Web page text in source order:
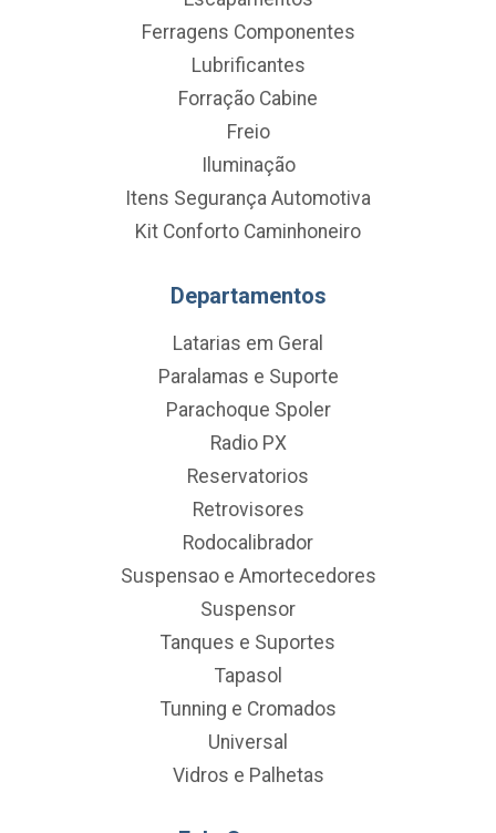
Ferragens Componentes
Lubrificantes
Forração Cabine
Freio
Iluminação
Itens Segurança Automotiva
Kit Conforto Caminhoneiro
Departamentos
Latarias em Geral
Paralamas e Suporte
Parachoque Spoler
Radio PX
Reservatorios
Retrovisores
Rodocalibrador
Suspensao e Amortecedores
Suspensor
Tanques e Suportes
Tapasol
Tunning e Cromados
Universal
Vidros e Palhetas